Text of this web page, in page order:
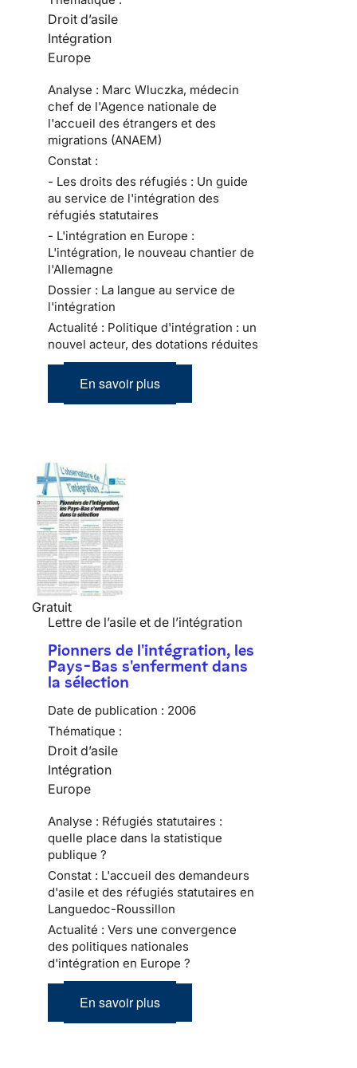
Droit d’asile
Intégration
Europe
Analyse : Marc Wluczka, médecin
chef de l'Agence nationale de
l'accueil des étrangers et des
migrations (ANAEM)
Constat :
- Les droits des réfugiés : Un guide
au service de l'intégration des
réfugiés statutaires
- L'intégration en Europe :
L'intégration, le nouveau chantier de
l'Allemagne
Dossier : La langue au service de
l'intégration
Actualité : Politique d'intégration : un
nouvel acteur, des dotations réduites
En savoir plus
Gratuit
Lettre de l’asile et de l’intégration
Pionners de l'intégration, les
Pays-Bas s'enferment dans
la sélection
Date de publication : 2006
Thématique :
Droit d’asile
Intégration
Europe
Analyse : Réfugiés statutaires :
quelle place dans la statistique
publique ?
Constat : L'accueil des demandeurs
d'asile et des réfugiés statutaires en
Languedoc-Roussillon
Actualité : Vers une convergence
des politiques nationales
d'intégration en Europe ?
En savoir plus